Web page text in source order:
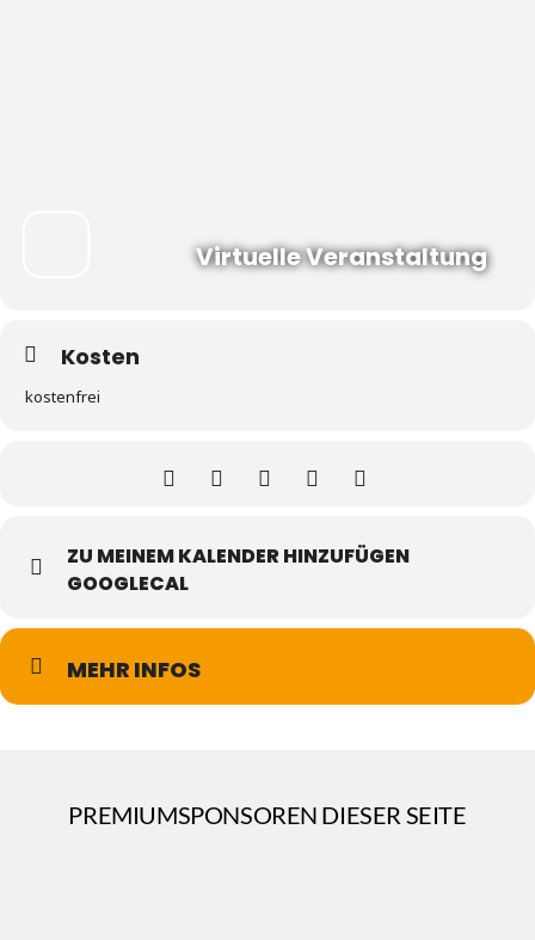
Virtuelle Veranstaltung
Kosten
kostenfrei
ZU MEINEM KALENDER HINZUFÜGEN
GOOGLECAL
MEHR INFOS
PREMIUMSPONSOREN DIESER SEITE